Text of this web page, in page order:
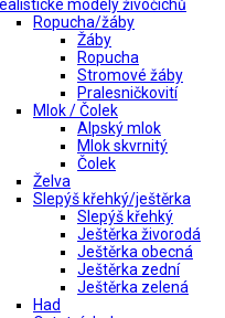
modely živočichů
Ropucha/žáby
Žáby
Ropucha
Stromové žáby
Pralesničkovití
Mlok / Čolek
Alpský mlok
Mlok skvrnitý
Čolek
Želva
Slepýš křehký/ještěrka
Slepýš křehký
Ještěrka živorodá
Ještěrka obecná
Ještěrka zední
Ještěrka zelená
Had